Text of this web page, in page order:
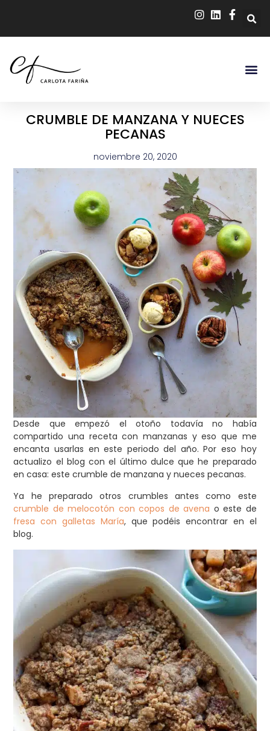
CRUMBLE DE MANZANA Y NUECES
PECANAS
noviembre 20, 2020
Desde que empezó el otoño todavía no había
compartido una receta con manzanas y eso que me
encanta usarlas en este periodo del año. Por eso hoy
actualizo el blog con el último dulce que he preparado
en casa: este crumble de manzana y nueces pecanas.
Ya he preparado otros crumbles antes como este
crumble de melocotón con copos de avena o este de
fresa con galletas María, que podéis encontrar en el
blog.